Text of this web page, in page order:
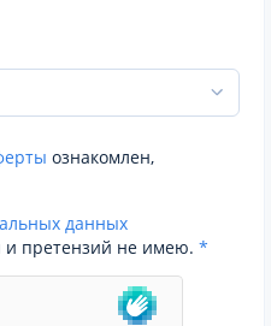
ознакомлен,
данных
и претензий не имею. *